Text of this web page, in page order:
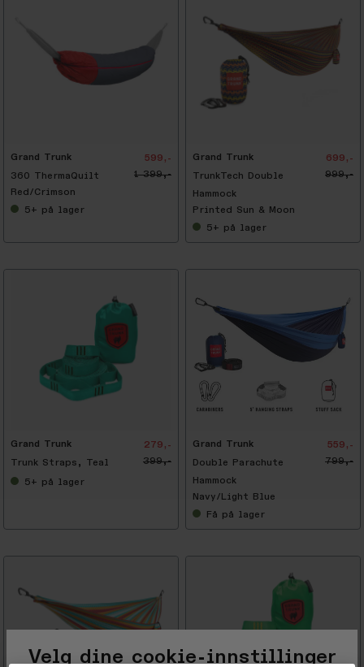
Grand Trunk
360 ThermaQuilt
599,-
1 399,-
Red/Crimson
5+ på lager
Grand Trunk
TrunkTech Double
Hammock
699,-
999,-
Printed Sun & Moon
5+ på lager
Grand Trunk
Trunk Straps, Teal
279,-
399,-
5+ på lager
Grand Trunk
Double Parachute
Hammock
559,-
799,-
Navy/Light Blue
Få på lager
Velg dine cookie-innstillinger